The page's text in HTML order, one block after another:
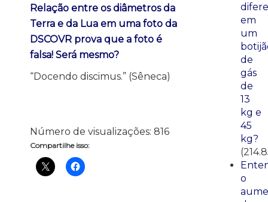
Relação entre os diâmetros da
Terra e da Lua em uma foto da
DSCOVR prova que a foto é
falsa! Será mesmo?
“Docendo discimus.” (Sêneca)
Número de visualizações: 816
Compartilhe isso:
em
um
de
gás
de
13
kg e
45
kg?
o